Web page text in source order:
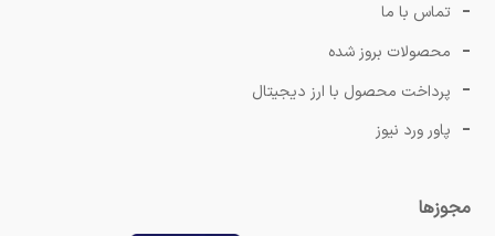
تماس با ما
محصولات بروز شده
پرداخت محصول با ارز دیجیتال
پاور ورد نیوز
مجوزها